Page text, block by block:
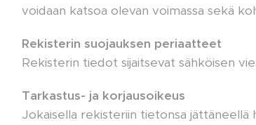
voidaan katsoa olevan voimassa sekä
Rekisterin suojauksen periaatteet
Rekisterin tiedot sijaitsevat sähköisen
Tarkastus- ja korjausoikeus
Jokaisella rekisteriin tietonsa